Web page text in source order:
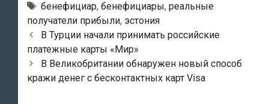
Тэги
бенефициар, бенефициары, реальные
получатели прибыли, эстония
Навигация
по
записям
В Турции начали принимать российские
платежные карты «Мир»
В Великобритании обнаружен новый способ
кражи денег с бесконтактных карт Visa